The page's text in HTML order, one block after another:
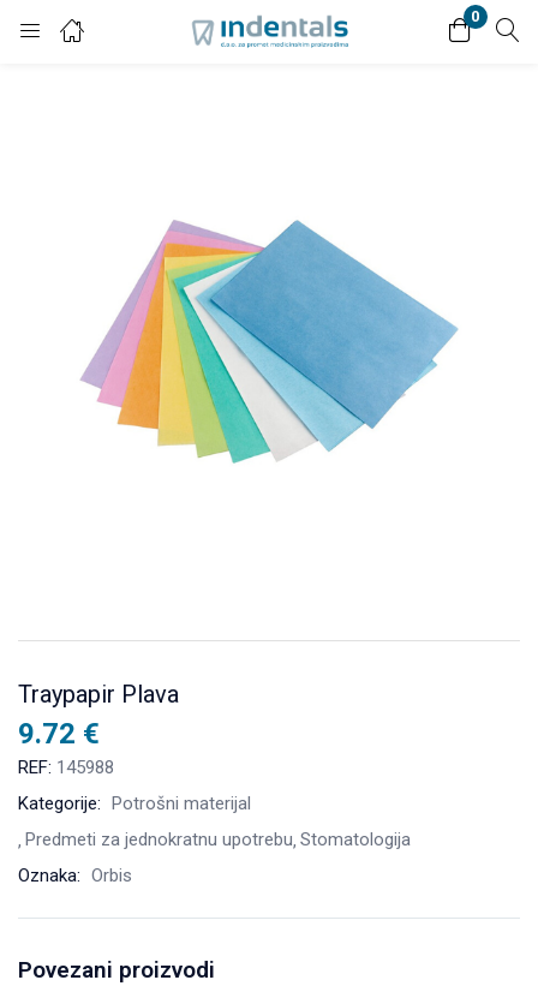
0
Login
Remember me Lost password?
Traypapir Plava
9.72 €
REF: 145988
Kategorije: Potrošni materijal
Predmeti za jednokratnu upotrebu Stomatologija
Oznaka: Orbis
Povezani proizvodi